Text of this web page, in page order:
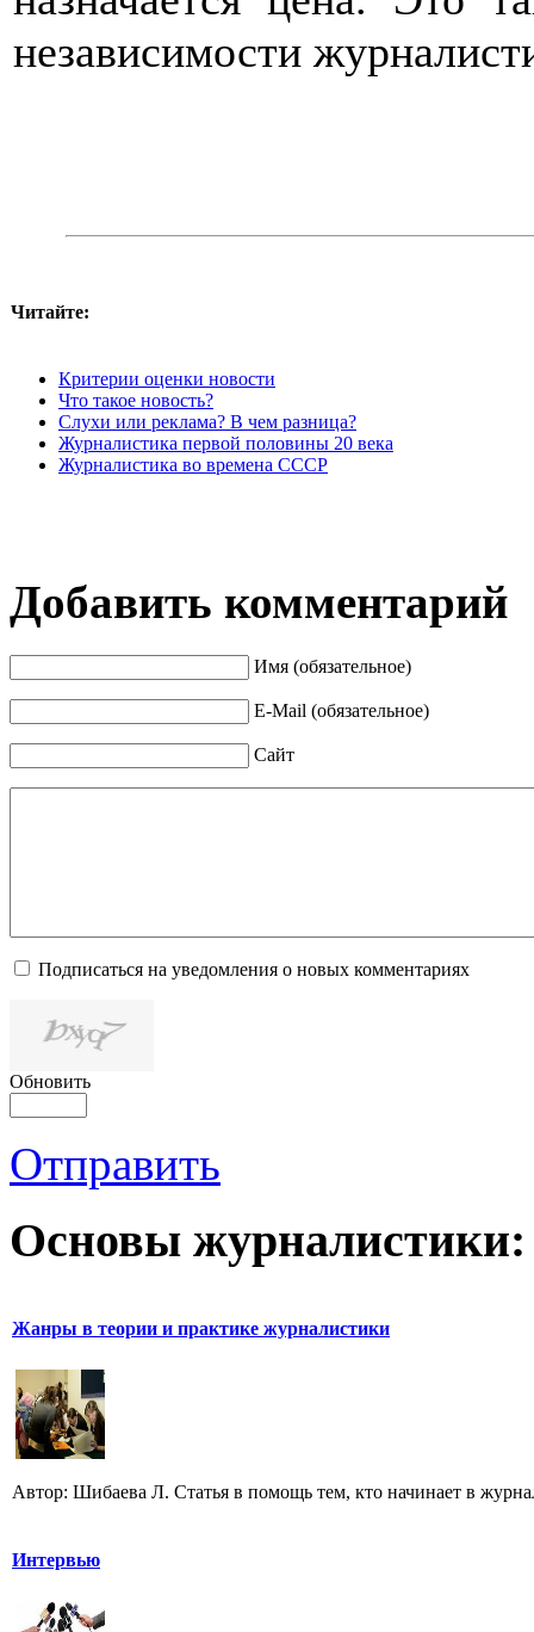
независимости
Читайте:
Критерии оценки новости
Что такое новость?
Слухи или реклама? В чем разница?
Журналистика первой половины 20 века
Журналистика во времена СССР
Добавить комментарий
Имя (обязательное)
E-Mail (обязательное)
Сайт
Подписаться на уведомления о новых комментариях
Обновить
Отправить
Основы журналистики:
Жанры в теории и практике журналистики
Автор: Шибаева Л. Статья в помощь тем, кто начинает в
Интервью